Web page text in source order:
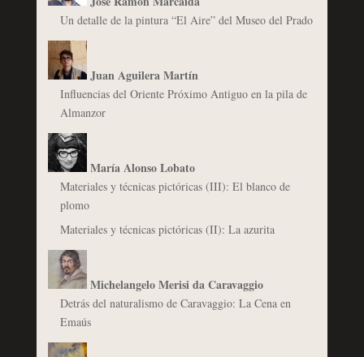
Un detalle de la pintura “El Aire” del Museo del Prado
Juan Aguilera Martín
Influencias del Oriente Próximo Antiguo en la pila de
Almanzor
María Alonso Lobato
Materiales y técnicas pictóricas (III): El blanco de
plomo
Materiales y técnicas pictóricas (II): La azurita
Michelangelo Merisi da Caravaggio
Detrás del naturalismo de Caravaggio: La Cena en
Emaús